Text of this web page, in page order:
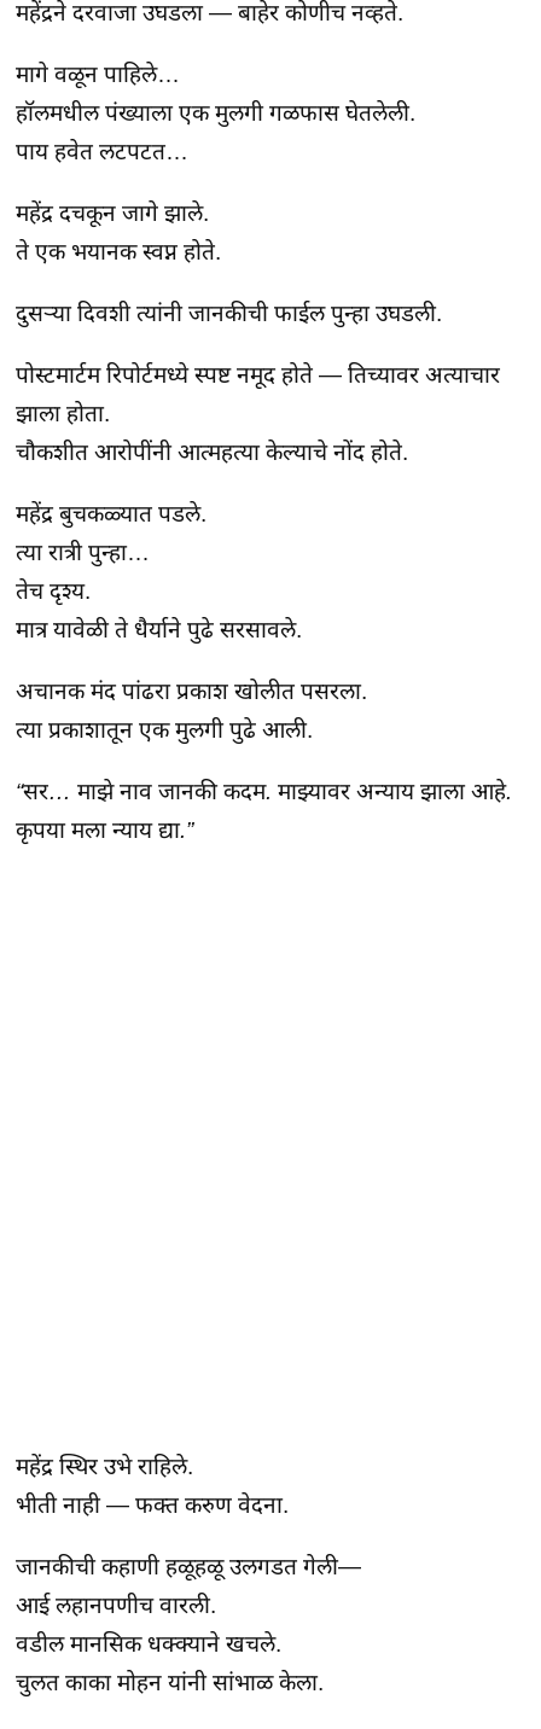
महेंद्रने दरवाजा उघडला — बाहेर कोणीच नव्हते.
मागे वळून पाहिले…
हॉलमधील पंख्याला एक मुलगी गळफास घेतलेली.
पाय हवेत लटपटत…
महेंद्र दचकून जागे झाले.
ते एक भयानक स्वप्न होते.
दुसऱ्या दिवशी त्यांनी जानकीची फाईल पुन्हा उघडली.
पोस्टमार्टम रिपोर्टमध्ये स्पष्ट नमूद होते — तिच्यावर अत्याचार
झाला होता.
चौकशीत आरोपींनी आत्महत्या केल्याचे नोंद होते.
महेंद्र बुचकळ्यात पडले.
त्या रात्री पुन्हा…
तेच दृश्य.
मात्र यावेळी ते धैर्याने पुढे सरसावले.
अचानक मंद पांढरा प्रकाश खोलीत पसरला.
त्या प्रकाशातून एक मुलगी पुढे आली.
“सर… माझे नाव जानकी कदम. माझ्यावर अन्याय झाला आहे.
कृपया मला न्याय द्या.”
महेंद्र स्थिर उभे राहिले.
भीती नाही — फक्त करुण वेदना.
जानकीची कहाणी हळूहळू उलगडत गेली—
आई लहानपणीच वारली.
वडील मानसिक धक्क्याने खचले.
चुलत काका मोहन यांनी सांभाळ केला.